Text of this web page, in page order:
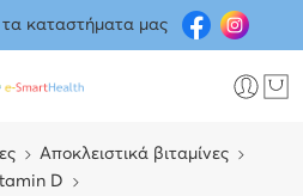
καταστήματα μας
Αποκλειστικά βιταμίνες
D